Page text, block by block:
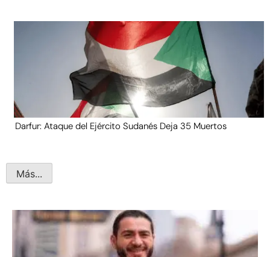
Darfur: Ataque del Ejército Sudanés Deja 35 Muertos
Más...